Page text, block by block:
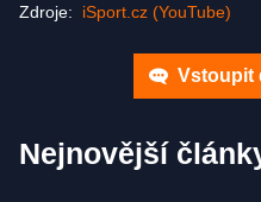
Zdroje: iSport.cz (YouTube)
Vstoupit
Nejnovější